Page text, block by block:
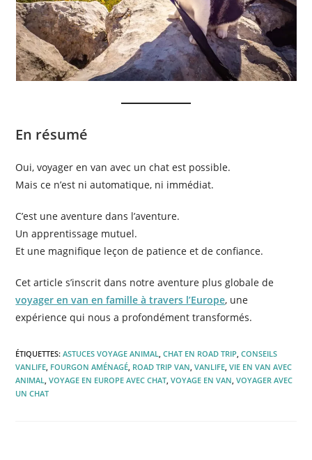
En résumé
Oui, voyager en van avec un chat est possible.
Mais ce n’est ni automatique, ni immédiat.
C’est une aventure dans l’aventure.
Un apprentissage mutuel.
Et une magnifique leçon de patience et de confiance.
Cet article s’inscrit dans notre aventure plus globale de
voyager en van en famille à travers l’Europe, une
expérience qui nous a profondément transformés.
ÉTIQUETTES:ASTUCES VOYAGE ANIMAL, CHAT EN ROAD TRIP, CONSEILS
VANLIFE, FOURGON AMÉNAGÉ, ROAD TRIP VAN, VANLIFE, VIE EN VAN AVEC
ANIMAL, VOYAGE EN EUROPE AVEC CHAT, VOYAGE EN VAN, VOYAGER AVEC
UN CHAT